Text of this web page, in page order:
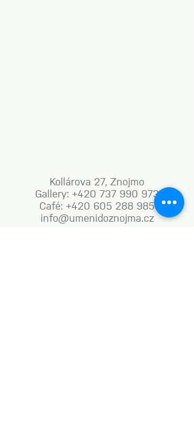
Kollárova 27, Znojmo
Gallery: +420 737 990 973
Café: +420 605 288 985
info@umenidoznojma.cz